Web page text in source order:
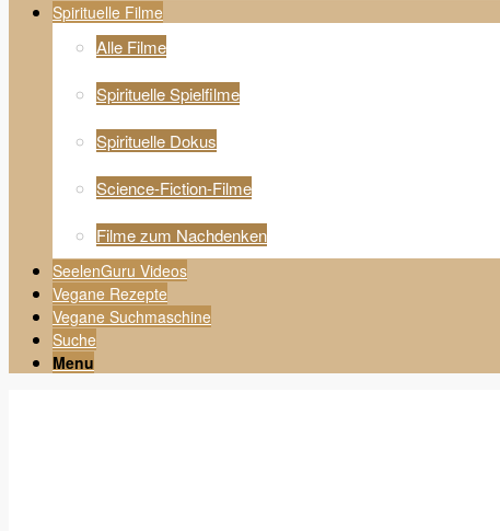
Spirituelle Filme
Alle Filme
Spirituelle Spielfilme
Spirituelle Dokus
Science-Fiction-Filme
Filme zum Nachdenken
SeelenGuru Videos
Vegane Rezepte
Vegane Suchmaschine
Suche
Menu